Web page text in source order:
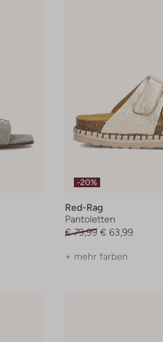
-20%
Red-Rag
Pantoletten
€ 79,99 € 63,99
+ mehr farben